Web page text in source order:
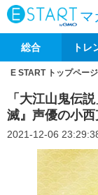
マ
総合 トレ
E START トップページ
「大江山鬼伝
滅』声優の小
2021-12-06